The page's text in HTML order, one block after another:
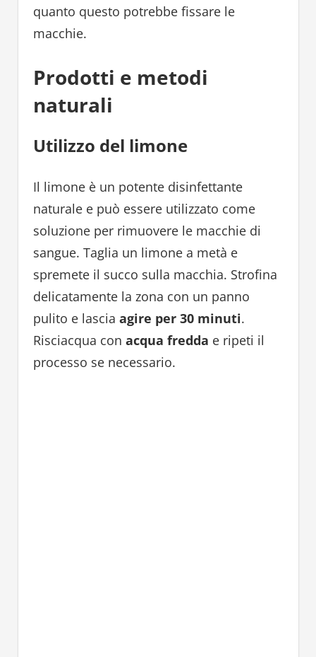
quanto questo potrebbe fissare le
macchie.
Prodotti e metodi
naturali
Utilizzo del limone
Il limone è un potente disinfettante
naturale e può essere utilizzato come
soluzione per rimuovere le macchie di
sangue. Taglia un limone a metà e
spremete il succo sulla macchia. Strofina
delicatamente la zona con un panno
pulito e lascia agire per 30 minuti.
Risciacqua con acqua fredda e ripeti il
processo se necessario.